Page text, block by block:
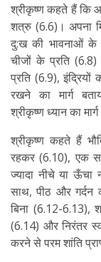
श्रीकृष्ण कहते हैं कि
शत्रु (6.6)। अपना
दु:ख की भावनाओं के
चीजों के प्रति
प्रति (6.9),
रखने का मार्ग
श्रीकृष्ण ध्यान का
श्रीकृष्ण कहते हैं
रहकर (6.10), एक
ज्यादा नीचे या
साथ, पीठ और
बिना (6.12-6.13),
(6.14) और निरंतर
करने से परम शांति